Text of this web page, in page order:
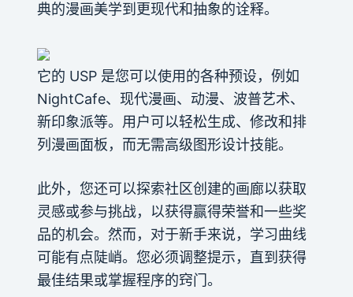
典的漫画美学到更现代和抽象的诠释。
它的 USP 是您可以使用的各种预设，例如
NightCafe、现代漫画、动漫、波普艺术、
新印象派等。用户可以轻松生成、修改和排
列漫画面板，而无需高级图形设计技能。
此外，您还可以探索社区创建的画廊以获取
灵感或参与挑战，以获得赢得荣誉和一些奖
品的机会。然而，对于新手来说，学习曲线
可能有点陡峭。您必须调整提示，直到获得
最佳结果或掌握程序的窍门。